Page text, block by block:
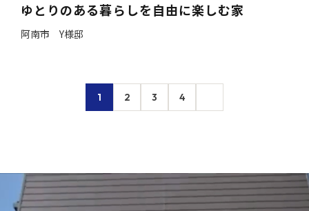
ゆとりのある暮らしを自由に楽しむ家
阿南市 Y様邸
1 2 3 4